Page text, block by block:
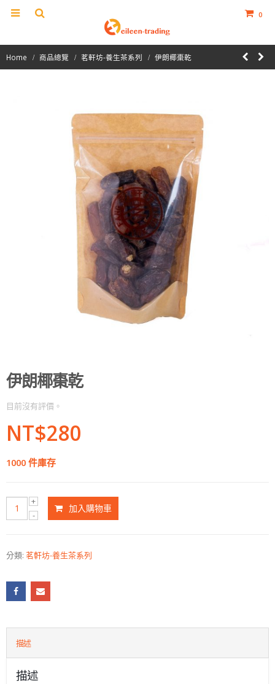
0
Home 商品總覽 茗軒坊-養生茶系列 伊朗椰棗乾
伊朗椰棗乾
目前沒有評價。
NT$280
1000 件庫存
加入購物車
分類: 茗軒坊-養生茶系列
描述
描述